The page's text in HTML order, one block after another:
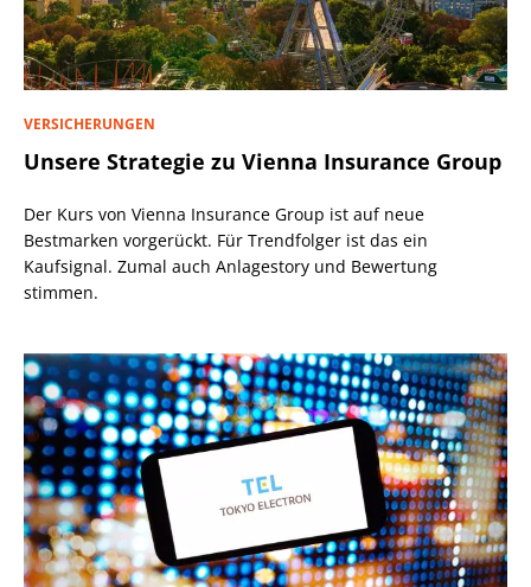
VERSICHERUNGEN
Unsere Strategie zu Vienna Insurance Group
Der Kurs von Vienna Insurance Group ist auf neue
Bestmarken vorgerückt. Für Trendfolger ist das ein
Kaufsignal. Zumal auch Anlagestory und Bewertung
stimmen.